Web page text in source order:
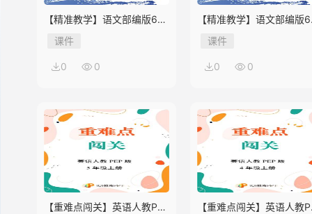
【精准教学】语文部编版6年
级上册第2单元★★★★题库
课件
0 0
【精准教学】语文部编版
级上册第1单元★★★题库
课件
0 0
【重难点闯关】英语人教PEP
【重难点闯关】英语人教